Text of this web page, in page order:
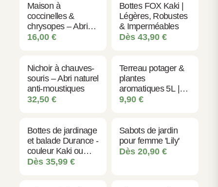
Maison à
coccinelles &
chrysopes – Abri
insectes utiles en
16,00 €
Bottes FOX Kaki |
Légères, Robustes
& Imperméables
Dès 43,90 €
Nichoir à chauves-
souris – Abri naturel
anti-moustiques
32,50 €
Terreau potager &
plantes
aromatiques 5L |
Qualité -
9,90 €
Bottes de jardinage
et balade Durance -
couleur Kaki ou
Bleu - H/F
Dès 35,99 €
Sabots de jardin
pour femme 'Lily'
Dès 20,90 €